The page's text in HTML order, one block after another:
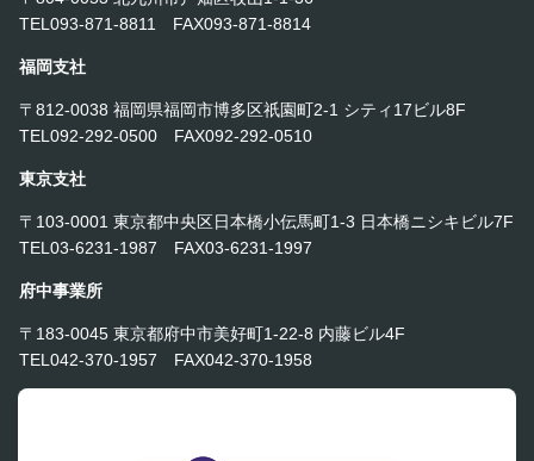
TEL093-871-8811 FAX093-871-8814
福岡支社
〒812-0038 福岡県福岡市博多区祇園町2-1 シティ17ビル8F
TEL092-292-0500 FAX092-292-0510
東京支社
〒103-0001 東京都中央区日本橋小伝馬町1-3 日本橋ニシキビル7F
TEL03-6231-1987 FAX03-6231-1997
府中事業所
〒183-0045 東京都府中市美好町1-22-8 内藤ビル4F
TEL042-370-1957 FAX042-370-1958